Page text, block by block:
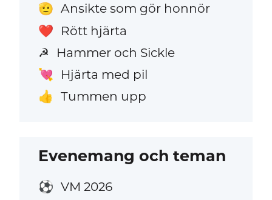
🫡 Ansikte som gör honnör
❤️ Rött hjärta
☭ Hammer och Sickle
💘 Hjärta med pil
👍 Tummen upp
Evenemang och teman
⚽ VM 2026